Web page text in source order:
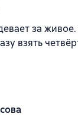
за
взять